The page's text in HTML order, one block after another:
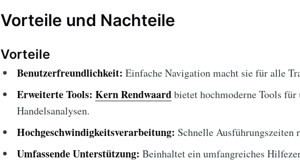
Vorteile und Nachteile
Vorteile
Benutzerfreundlichkeit: Einfache Navigation macht sie für alle
Erweiterte Tools: Kern Rendwaardbietet hochmoderne Tools für
Handelsanalysen.
Hochgeschwindigkeitsverarbeitung: Schnelle Ausführungszeiten
Umfassende Unterstützung: Beinhaltet ein umfangreiches